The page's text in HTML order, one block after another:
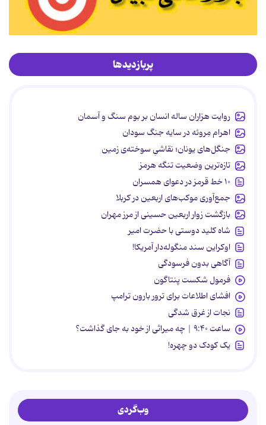
پربازدیدها
روایت هزاران ساله انسان بر بوم سنگ و آسمان
اهرام مِروئه در سایه جنگ سودان
جنگل‌های یونان؛ نقاشیِ سوخته‌ی زمین
تازه‌ترین وضعیت تنگه هرمز
۱۰ خط قرمز در دعوای همسران
جمع‌آوری موکب‌های اربعین در کربلا
بازگشت زوار اربعین حسینی از مرز مهران
شاه کلید دوستی با حضرت امیر
اوکراین سند منگوله‌دار آمریکا!
آگاهی بدون فرسودگی
فرمول شکست پنتاگون
افشای اطلاعات برای ترور بارون ترامپ
نجات از غرق شدگی
ساعت ۹:۴۰ | چه میراثی از خود به جای گذاشت؟
یک کودک دو چهره!
وب‌گردی